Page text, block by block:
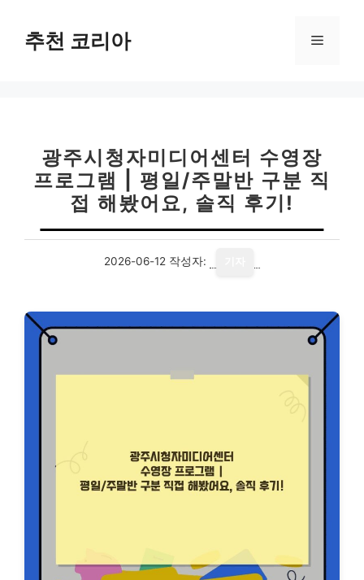
추천 코리아 메
광주시청자미디어센터 수영장
프로그램 | 평일/주말반 구분 직
접 해봤어요, 솔직 후기!
2026-06-12 작성자: